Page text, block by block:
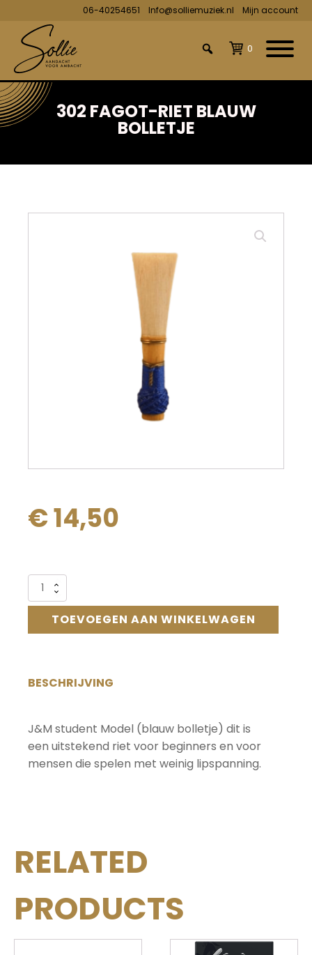
06-40254651 Info@solliemuziek.nl Mijn account
0
302 FAGOT-RIET BLAUW
BOLLETJE
€14,50
302
Fagot-
TOEVOEGEN AAN WINKELWAGEN
Alternative:
BESCHRIJVING
J&M student Model (blauw bolletje) dit is
een uitstekend riet voor beginners en voor
mensen die spelen met weinig lipspanning.
RELATED
PRODUCTS